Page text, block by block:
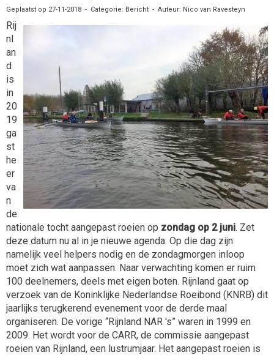
Geplaatst op 27-11-2018 - Categorie: Bericht - Auteur: Nico van Ravesteyn
Rij
nl
an
d
is
in
20
19
ga
st
he
er
va
n
de
nationale tocht aangepast roeien op zondag op 2 juni. Zet
deze datum nu al in je nieuwe agenda. Op die dag zijn
namelijk veel helpers nodig en de zondagmorgen inloop
moet zich wat aanpassen. Naar verwachting komen er ruim
100 deelnemers, deels met eigen boten. Rijnland gaat op
verzoek van de Koninklijke Nederlandse Roeibond (KNRB) dit
jaarlijks terugkerend evenement voor de derde maal
organiseren. De vorige “Rijnland NAR 's” waren in 1999 en
2009. Het wordt voor de CARR, de commissie aangepast
roeien van Rijnland, een lustrumjaar. Het aangepast roeien is